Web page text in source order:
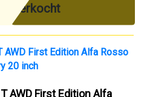
Verkocht
AWD First Edition Alfa